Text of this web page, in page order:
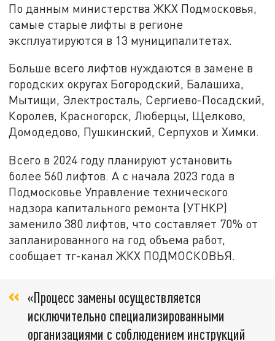
По данным министерства ЖКХ Подмосковья,
самые старые лифты в регионе
эксплуатируются в 13 муниципалитетах.
Больше всего лифтов нуждаются в замене в
городских округах Богородский, Балашиха,
Мытищи, Электросталь, Сергиево-Посадский,
Королев, Красногорск, Люберцы, Щелково,
Домодедово, Пушкинский, Серпухов и Химки.
Всего в 2024 году планируют установить
более 560 лифтов. А с начала 2023 года в
Подмосковье Управление технического
надзора капитального ремонта (УТНКР)
заменило 380 лифтов, что составляет 70% от
запланированного на год объема работ,
сообщает тг-канал ЖКХ ПОДМОСКОВЬЯ.
«Процесс замены осуществляется
исключительно специализированными
организациями с соблюдением инструкций